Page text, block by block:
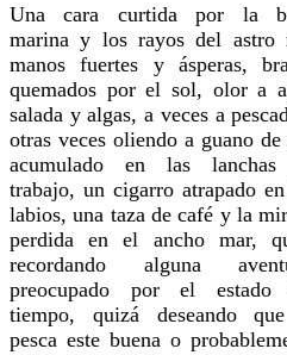
Una cara curtida por la
marina y los rayos del astro
manos fuertes y ásperas,
quemados por el sol, olor a
salada y algas, a veces a
otras veces oliendo a guano de
acumulado en las
trabajo, un cigarro atrapado
labios, una taza de café y la
perdida en el ancho mar,
recordando alguna
preocupado por el estado
tiempo, quizá deseando
pesca este buena o